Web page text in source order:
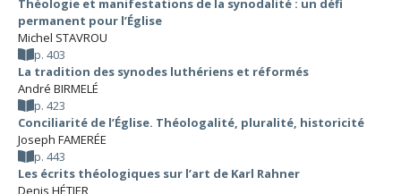
permanent pour l’Église
Michel STAVROU
p. 403
La tradition des synodes luthériens et réformés
André BIRMELÉ
p. 423
Conciliarité de l’Église. Théologalité, pluralité, historicité
Joseph FAMERÉE
p. 443
Les écrits théologiques sur l’art de Karl Rahner
Denis HÉTIER